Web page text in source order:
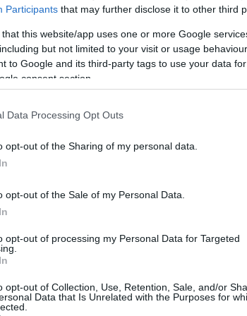
Participants that may further disclose it to other third
that this website/app uses one or more Google
but not limited to your visit or usage
to Google and its third-party tags to use your data
consent section.
Data Processing Opt Outs
opt-out of the Sharing of my personal data.
opt-out of the Sale of my Personal Data.
opt-out of processing my Personal Data for Targeted
opt-out of Collection, Use, Retention, Sale, and/or
Data that Is Unrelated with the Purposes for
a feltői szépségű városka tűzoltói
hogy a ház teljes